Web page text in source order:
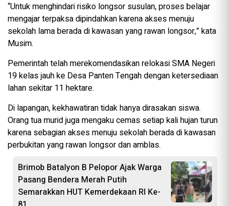
“Untuk menghindari risiko longsor susulan, proses belajar
mengajar terpaksa dipindahkan karena akses menuju
sekolah lama berada di kawasan yang rawan longsor,” kata
Musim.
Pemerintah telah merekomendasikan relokasi SMA Negeri
19 kelas jauh ke Desa Panten Tengah dengan ketersediaan
lahan sekitar 11 hektare.
Di lapangan, kekhawatiran tidak hanya dirasakan siswa.
Orang tua murid juga mengaku cemas setiap kali hujan turun
karena sebagian akses menuju sekolah berada di kawasan
perbukitan yang rawan longsor dan amblas.
Brimob Batalyon B Pelopor Ajak Warga
Pasang Bendera Merah Putih
Semarakkan HUT Kemerdekaan RI Ke-